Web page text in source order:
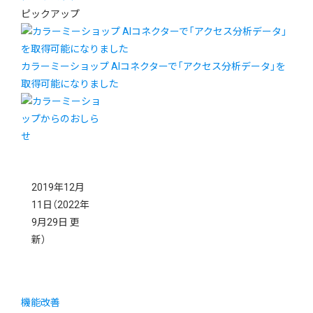
ピックアップ
カラーミーショップ AIコネクターで「アクセス分析データ」を
取得可能になりました
2019年12月
11日 （2022年
9月29日 更
新）
機能改善